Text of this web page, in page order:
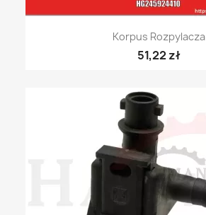
Korpus Rozpylacza
51,22 zł